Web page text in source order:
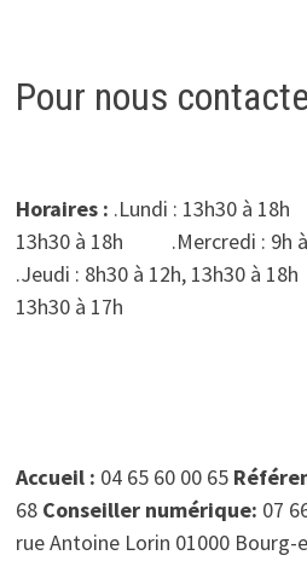
Pour nous
Horaires : .Lundi : 13h30 à
13h30 à 18h .Mercredi : 9h à
.Jeudi : 8h30 à 12h, 13h30 à
13h30
Accueil : 04 65 60 00 65
68 Conseiller numérique: 07
rue Antoine Lorin 01000 Bourg-